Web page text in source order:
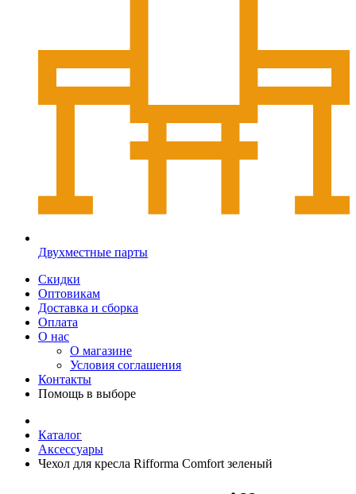
Двухместные парты
Скидки
Оптовикам
Доставка и сборка
Оплата
О нас
О магазине
Условия соглашения
Контакты
Помощь в выборе
Каталог
Аксессуары
Чехол для кресла Rifforma Comfort зеленый